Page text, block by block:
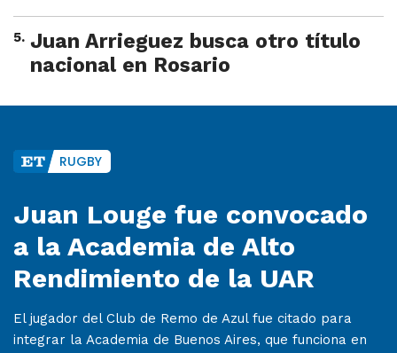
5. Juan Arrieguez busca otro título
nacional en Rosario
RUGBY
Juan Louge fue convocado
a la Academia de Alto
Rendimiento de la UAR
El jugador del Club de Remo de Azul fue citado para
integrar la Academia de Buenos Aires, que funciona en